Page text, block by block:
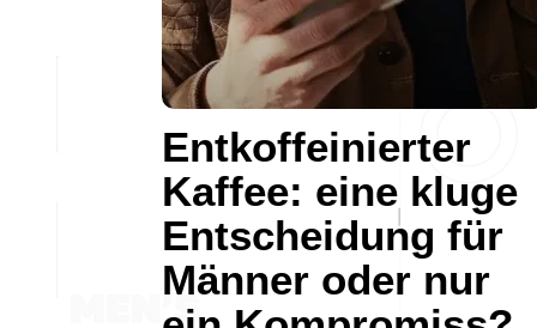
Entkoffeinierter
Kaffee: eine kluge
Entscheidung für
Männer oder nur